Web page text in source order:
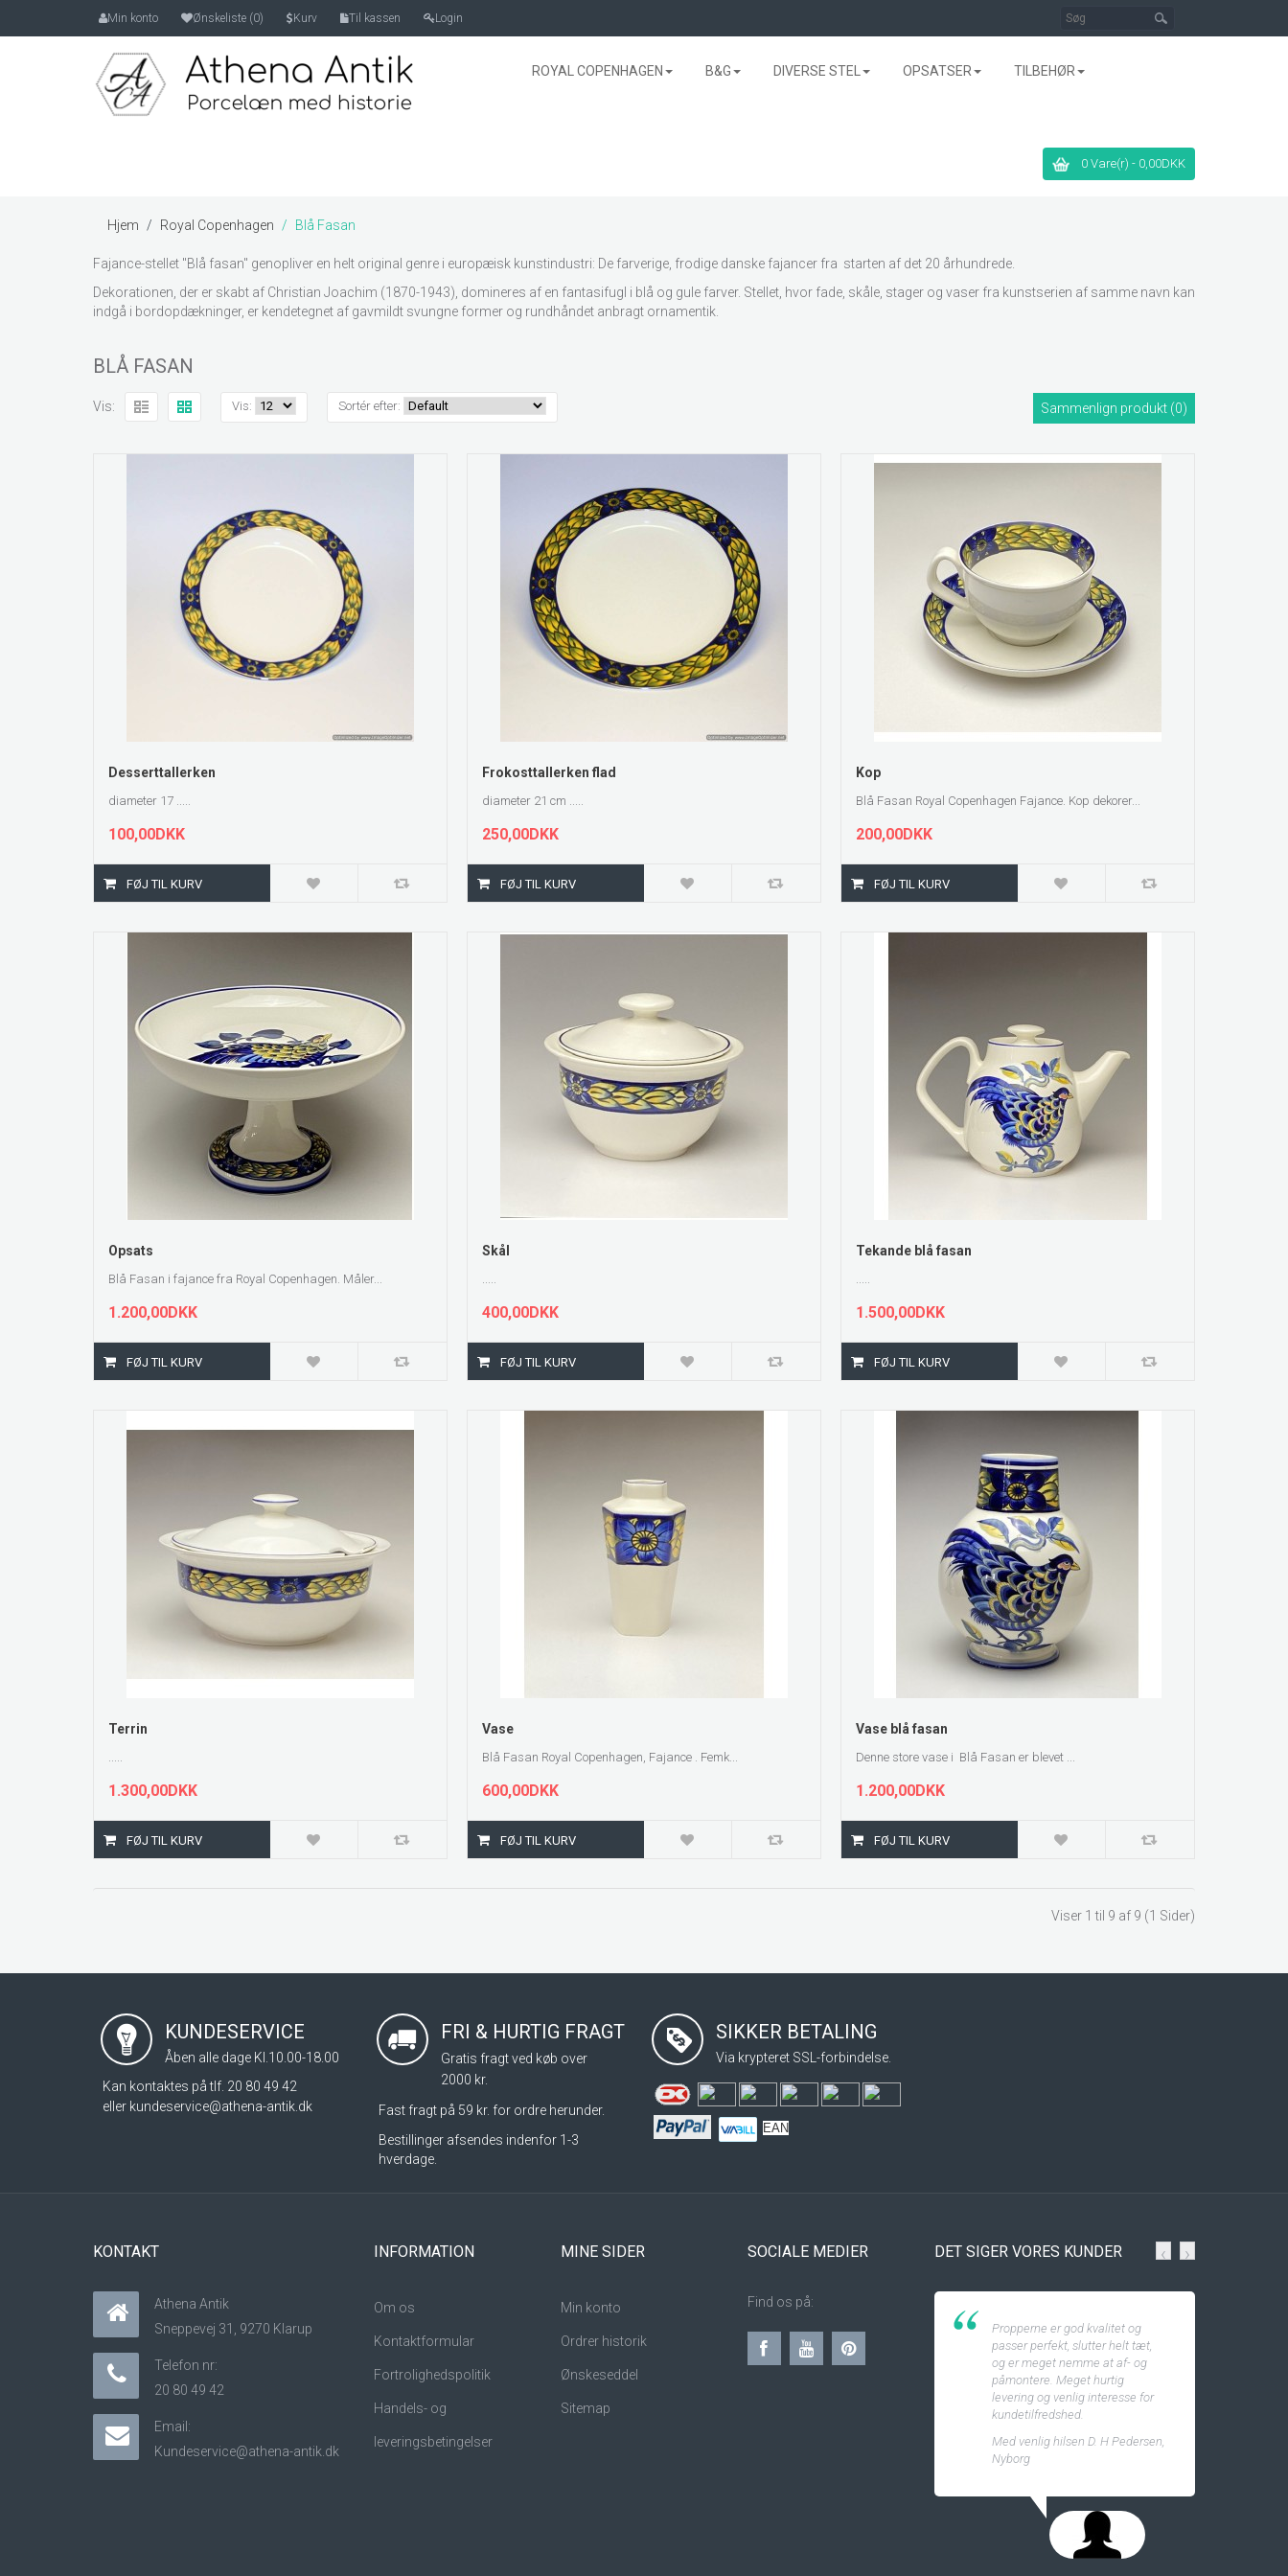
Min konto Ønskeliste (0) Kurv Til kassen Login
ROYAL COPENHAGEN B&G DIVERSE STEL OPSATSER TILBEHØR
0 Vare(r) - 0,00DKK
Hjem Royal Copenhagen Blå Fasan
Fajance-stellet "Blå fasan" genopliver en helt original genre i europæisk kunstindustri: De farverige, frodige danske fajancer fra starten af det 20 århundrede.
Dekorationen, der er skabt af Christian Joachim (1870-1943), domineres af en fantasifugl i blå og gule farver. Stellet, hvor fade, skåle, stager og vaser fra kunstserien af samme navn kan
indgå i bordopdækninger, er kendetegnet af gavmildt svungne former og rundhåndet anbragt ornamentik.
BLÅ FASAN
Vis: Vis: Sortér efter: Sammenlign produkt (0)
Desserttallerken
diameter 17 .....
100,00DKK
Frokosttallerken flad
diameter 21 cm .....
250,00DKK
Kop
Blå Fasan Royal Copenhagen Fajance. Kop dekorer...
200,00DKK
Opsats
Blå Fasan i fajance fra Royal Copenhagen. Måler...
1.200,00DKK
Skål
.....
400,00DKK
Tekande blå fasan
.....
1.500,00DKK
Terrin
.....
1.300,00DKK
Vase
Blå Fasan Royal Copenhagen, Fajance . Femk...
600,00DKK
Vase blå fasan
Denne store vase i Blå Fasan er blevet ...
1.200,00DKK
Viser 1 til 9 af 9 (1 Sider)
KUNDESERVICE
Åben alle dage Kl.10.00-18.00
Kan kontaktes på tlf. 20 80 49 42
eller kundeservice@athena-antik.dk
FRI & HURTIG FRAGT
Gratis fragt ved køb over
2000 kr.
Fast fragt på 59 kr. for ordre herunder.
Bestillinger afsendes indenfor 1-3
hverdage.
SIKKER BETALING
Via krypteret SSL-forbindelse.
EAN
KONTAKT
Athena Antik
Sneppevej 31, 9270 Klarup
Telefon nr:
20 80 49 42
Email:
Kundeservice@athena-antik.dk
INFORMATION
Om os
Kontaktformular
Fortrolighedspolitik
Handels- og
leveringsbetingelser
MINE SIDER
Min konto
Ordrer historik
Ønskeseddel
Sitemap
SOCIALE MEDIER
Find os på:
DET SIGER VORES KUNDER
Propperne er god kvalitet og
passer perfekt, slutter helt tæt,
og er meget nemme at af- og
påmontere. Meget hurtig
levering og venlig interesse for
kundetilfredshed.
Med venlig hilsen D. H Pedersen,
Nyborg
‹ ›